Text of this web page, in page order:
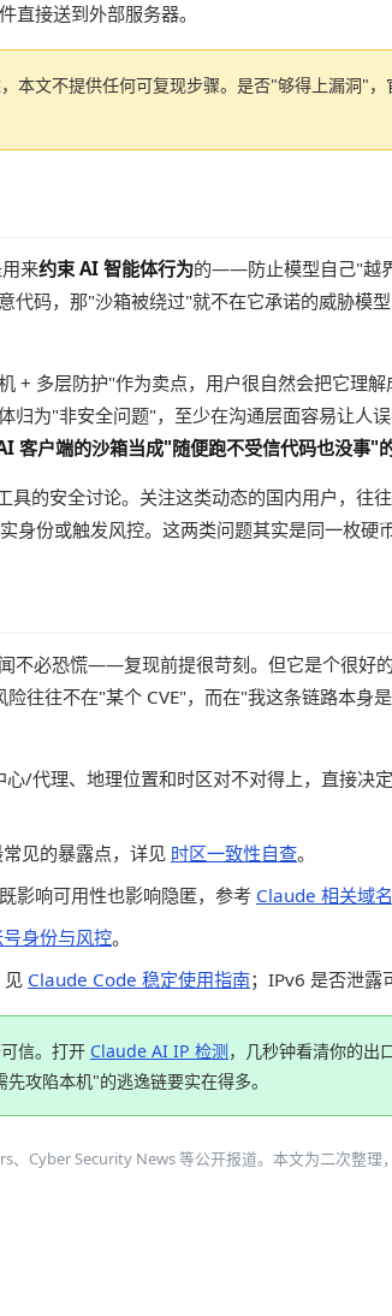
直接送到外部服务器。
本文不提供任何可复现步骤。是否"够得上漏洞"
来约束 AI 智能体行为的——防止模型自己"越
代码，那"沙箱被绕过"就不在它承诺的威胁模
+ 多层防护"作为卖点，用户很自然会把它理解
为"非安全问题"，至少在沟通层面容易让人
客户端的沙箱当成"随便跑不受信代码也没事"
的安全讨论。关注这类动态的国内用户，往
份或触发风控。这两类问题其实是同一枚硬
不必恐慌——复现前提很苛刻。但它是个很好的
往往不在"某个 CVE"，而在"我这条链路本身
/代理、地理位置和时区对不对得上，直接决
见的暴露点，详见 时区一致性自查。
影响可用性也影响隐匿，参考 Claude 相关域
号身份与风控。
见 Claude Code 稳定使用指南；IPv6 是否泄露
信。打开 Claude AI IP 检测，几秒钟看清你的出
攻陷本机"的逃逸链要实在得多。
、Cyber Security News 等公开报道。本文为二次整